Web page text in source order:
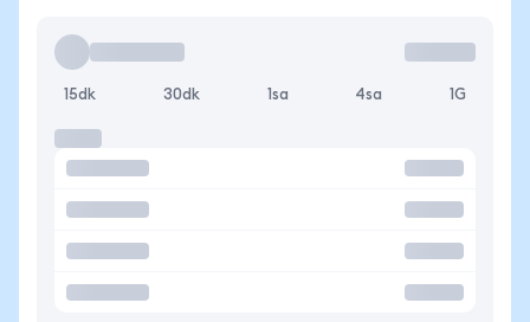
15dk 30dk 1sa 4sa 1G